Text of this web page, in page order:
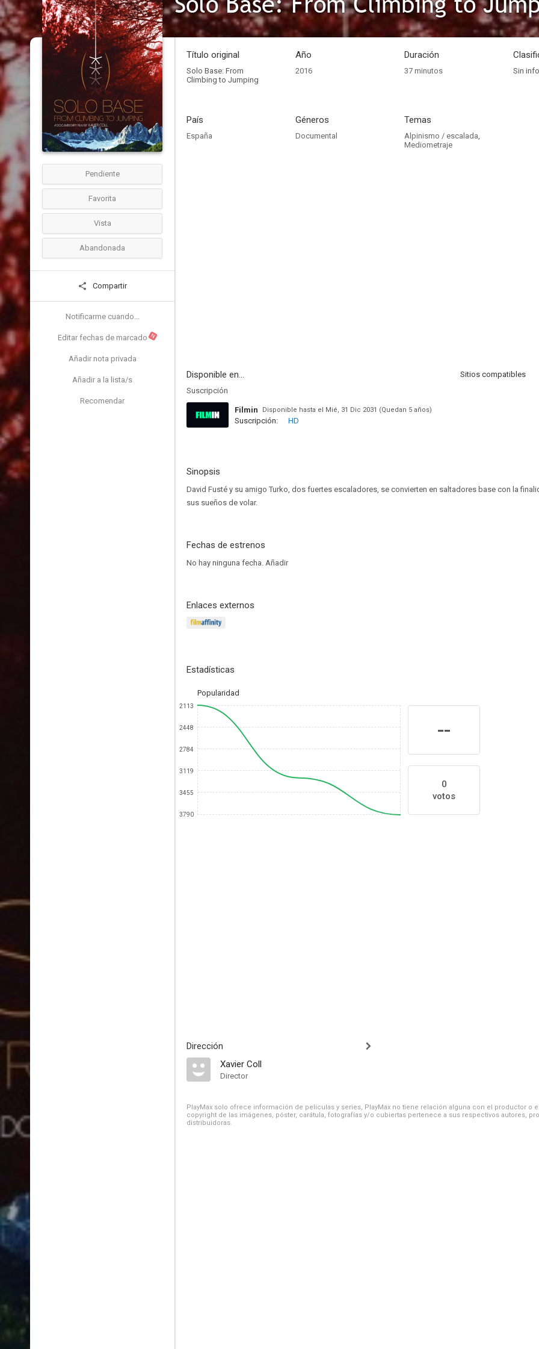
Pendiente
Favorita
Vista
Abandonada
Compartir
Notificarme cuando...
Editar fechas de marcado N
Añadir nota privada
Añadir a la lista/s
Recomendar
Título original
Solo Base: From
Climbing to Jumping
Año
2016
Duración
37 minutos Sin
País
España
Géneros
Documental
Temas
Alpinismo / escalada,
Mediometraje
Disponible en...
Sitios compatibles
Suscripción
Filmin Disponible hasta el Mié, 31 Dic 2031 (Quedan 5 años)
Suscripción: HD
Sinopsis
David Fusté y su amigo Turko, dos fuertes escaladores, se convierten en saltadores base con la
sus sueños de volar.
Fechas de estrenos
No hay ninguna fecha. Añadir
Enlaces externos
Estadísticas
Popularidad
2113
2448
2784
3119
3455
3790
--
0
votos
Dirección
Xavier Coll
Director
PlayMax solo ofrece información de películas y series, PlayMax no tiene relación alguna con el productor o
copyright de las imágenes, póster, carátula, fotografías y/o cubiertas pertenece a sus respectivos autores,
distribuidoras.